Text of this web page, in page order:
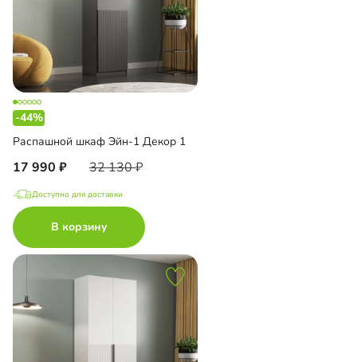
-44%
Распашной шкаф Эйн-1 Декор 1
17 990 32 130
Доступно для доставки
В корзину